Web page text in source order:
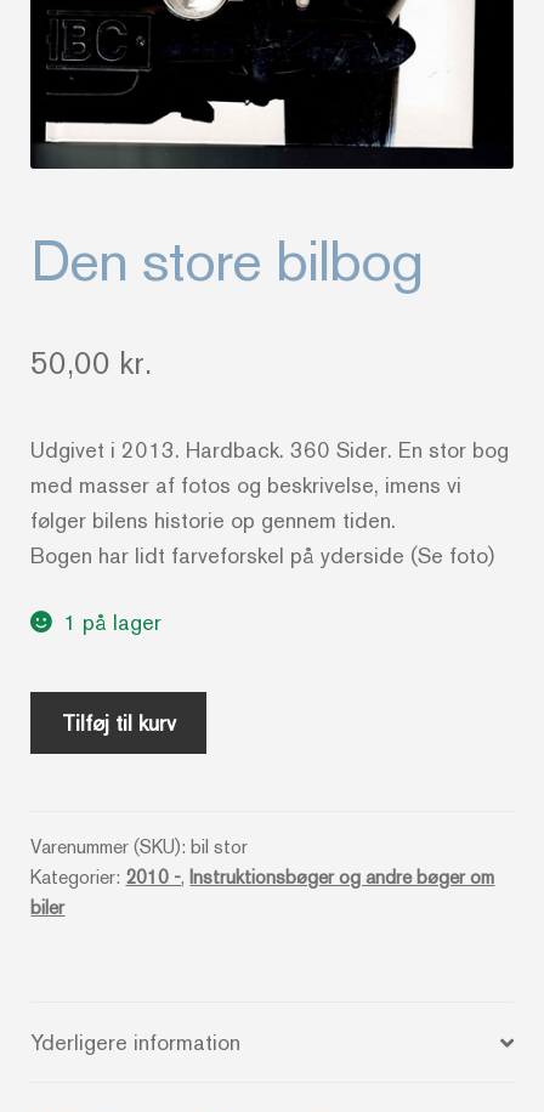
Den store bilbog
50,00 kr.
Udgivet i 2013. Hardback. 360 Sider. En stor bog
med masser af fotos og beskrivelse, imens vi
følger bilens historie op gennem tiden.
Bogen har lidt farveforskel på yderside (Se foto)
1 på lager
Den
Tilføj til kurv
Varenummer (SKU):bil stor
Kategorier: 2010 -, Instruktionsbøger og andre bøger om
biler
Yderligere information